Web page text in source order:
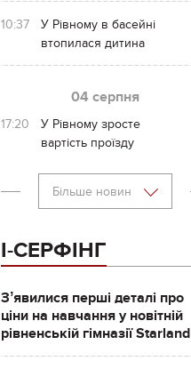
10:37
У Рівному в басейні
втопилася дитина
04 серпня
17:20
У Рівному зросте
вартість проїзду
Більше новин
І-СЕРФІНГ
Зʼявилися перші деталі про
ціни на навчання у новітній
рівненській гімназії Starland